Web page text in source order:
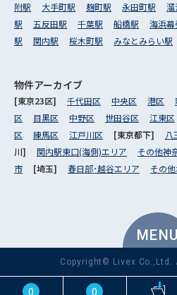
0 0
MENU
附駅
大手町駅 麹町駅 永田町駅 溜
駅
五反田駅 千葉駅 船橋駅 海浜幕
駅
関内駅 桜木町駅 みなとみらい駅
物件アーカイブ
[東京23区] 千代田区 中央区 港区
区
目黒区 中野区 世田谷区 江東区
区
練馬区 江戸川区 [東京都下] 八
川] 関内駅東口(海側)エリア その他神
市
[埼玉] 春日部･越谷エリア その
Copyright© Livex Co.,Ltd.